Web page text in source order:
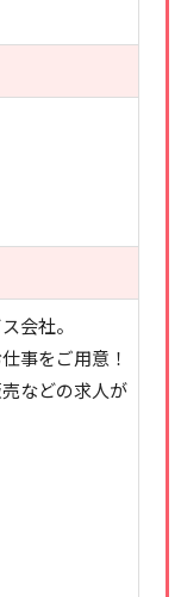
会社。
事をご用意！
などの求人が